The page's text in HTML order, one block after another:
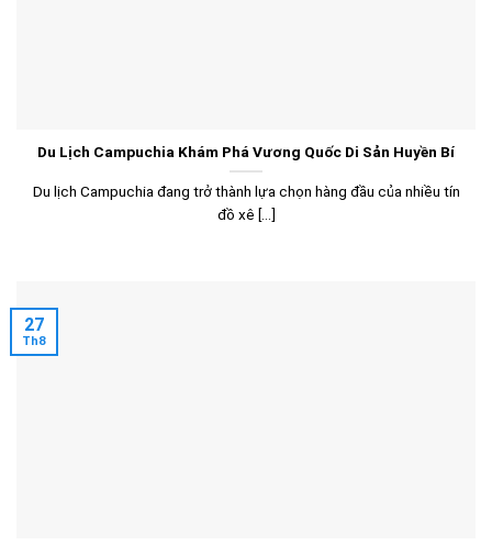
Du Lịch Campuchia Khám Phá Vương Quốc Di Sản Huyền Bí
Du lịch Campuchia đang trở thành lựa chọn hàng đầu của nhiều tín
đồ xê [...]
27
Th8